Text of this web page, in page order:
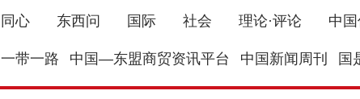
同心 东西问 国际 社会 理论·评论 中国
一带一路 中国—东盟商贸资讯平台 中国新闻周刊 国